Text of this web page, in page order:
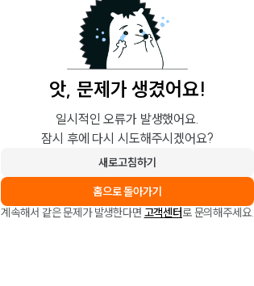
앗, 문제가 생겼어요!
일시적인 오류가 발생했어요.
잠시 후에 다시 시도해주시겠어요?
새로고침하기
홈으로 돌아가기
계속해서 같은 문제가 발생한다면 고객센터로 문의해주세요.